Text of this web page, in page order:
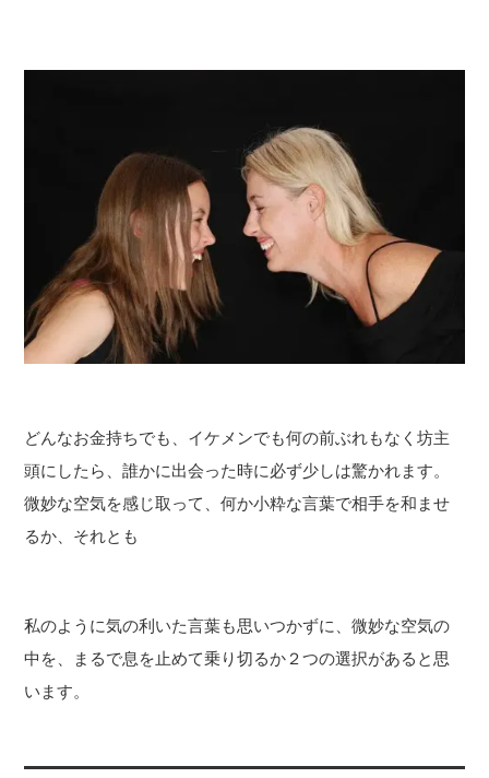
どんなお金持ちでも、イケメンでも何の前ぶれもなく坊主
頭にしたら、誰かに出会った時に必ず少しは驚かれます。
微妙な空気を感じ取って、何か小粋な言葉で相手を和ませ
るか、それとも
私のように気の利いた言葉も思いつかずに、微妙な空気の
中を、まるで息を止めて乗り切るか２つの選択があると思
います。